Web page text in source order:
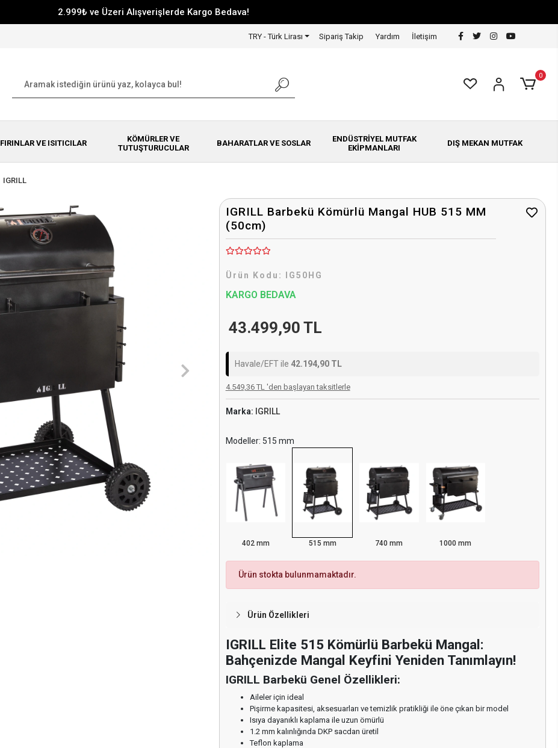
2.999₺ ve Üzeri Alışverişlerde Kargo Bedava!
TRY - Türk Lirası Sipariş Takip Yardım İletişim
0
FIRINLAR VE ISITICILAR
KÖMÜRLER VE
TUTUŞTURUCULAR
BAHARATLAR VE SOSLAR
ENDÜSTRİYEL MUTFAK
EKİPMANLARI
DIŞ MEKAN MUTFAK
IGRILL
IGRILL Barbekü Kömürlü Mangal HUB 515 MM
(50cm)
Ürün Kodu: IG50HG
KARGO BEDAVA
43.499,90 TL
Havale/EFT ile 42.194,90 TL
4.549,36 TL 'den başlayan taksitlerle
Marka: IGRILL
Modeller: 515 mm
402 mm 515 mm 740 mm 1000 mm
Ürün stokta bulunmamaktadır.
Ürün Özellikleri
IGRILL Elite 515 Kömürlü Barbekü Mangal:
Bahçenizde Mangal Keyfini Yeniden Tanımlayın!
IGRILL Barbekü Genel Özellikleri:
Aileler için ideal
Pişirme kapasitesi, aksesuarları ve temizlik pratikliği ile öne çıkan bir model
Isıya dayanıklı kaplama ile uzun ömürlü
1.2 mm kalınlığında DKP sacdan üretil
Teflon kaplama